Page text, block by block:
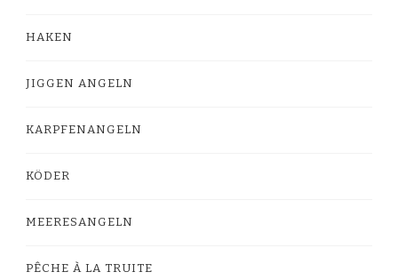
HAKEN
JIGGEN ANGELN
KARPFENANGELN
KÖDER
MEERESANGELN
PÊCHE À LA TRUITE